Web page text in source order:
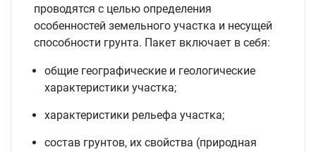
проводятся с целью определения
особенностей земельного участка и несущей
способности грунта. Пакет включает в себя:
общие географические и геологические
характеристики участка;
характеристики рельефа участка;
состав грунтов, их свойства (природная